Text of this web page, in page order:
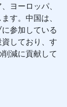
ヨーロッパ、
す。中国は、
参加している
しており、す
減に貢献して